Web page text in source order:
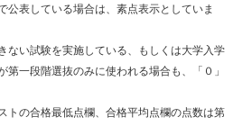
公表している場合は、素点表示としていま
ない試験を実施している、もしくは大学入学
第一段階選抜のみに使われる場合も、「０」
トの合格最低点欄、合格平均点欄の点数は第